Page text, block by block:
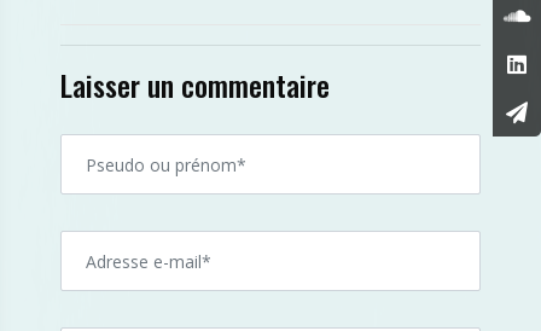
Laisser un commentaire